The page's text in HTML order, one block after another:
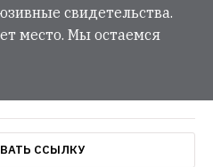
свидетельства.
место. Мы остаемся
ССЫЛКУ